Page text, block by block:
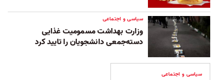
سیاسی و اجتماعی
وزارت بهداشت مسمومیت غذایی
دسته‌جمعی دانشجویان را تایید کرد
سیاسی و اجتماعی